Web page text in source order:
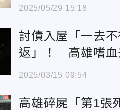
2025/05/29 15:18
討債入屋「一去不
返」！ 高雄嗜血
直接殺了債主
2025/03/15 09:54
高雄碎屍「第1張